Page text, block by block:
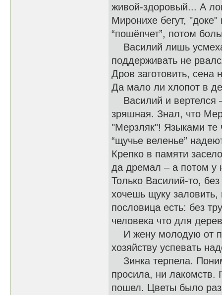
живой-здоровый... А
Миронихе бегут,
“пошёпчет”, потом
Василий лишь
поддерживать не
Дров заготовить,
Да мало ли хлопот в
Василий и вертелся
зряшная. Знал, что
"Мерзляк"! Языками те
“щучье веленье”
Крепко в памяти
да дремал – а потом у
Только Василий-то,
хочешь щуку
пословица есть: без
человека что для
И жену молодую от
хозяйству успевать
Зинка терпела.
просила, ни лакомств.
пошел. Цветы было